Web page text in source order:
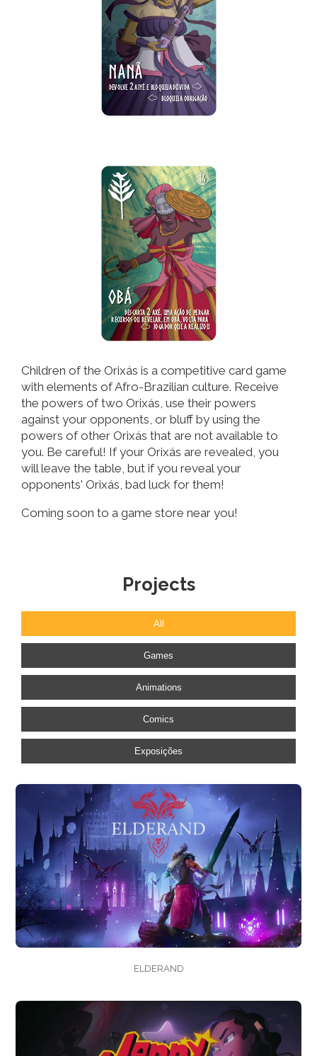
Children of the Orixás is a competitive card game
with elements of Afro-Brazilian culture. Receive
the powers of two Orixás, use their powers
against your opponents, or bluff by using the
powers of other Orixás that are not available to
you. Be careful! If your Orixás are revealed, you
will leave the table, but if you reveal your
opponents' Orixás, bad luck for them!
Coming soon to a game store near you!
Projects
All
Games
Animations
Comics
Exposições
ELDERAND